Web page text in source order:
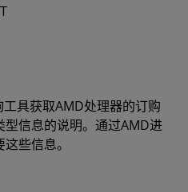
具获取AMD处理器的订购
信息的说明。通过AMD进
些信息。